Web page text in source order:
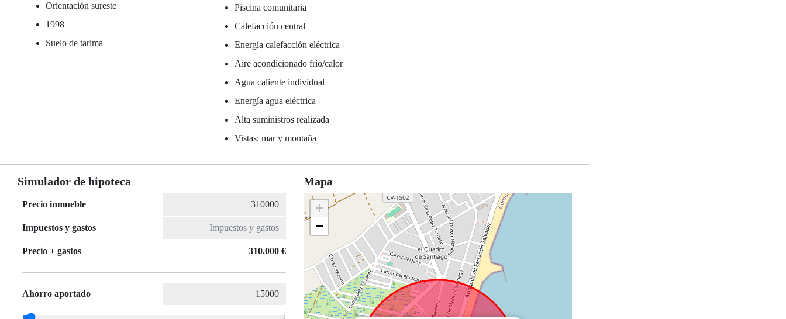
Orientación sureste
1998
Suelo de tarima
Piscina comunitaria
Calefacción central
Energía calefacción eléctrica
Aire acondicionado frío/calor
Agua caliente individual
Energía agua eléctrica
Alta suministros realizada
Vistas: mar y montaña
Simulador de hipoteca
Precio inmueble
Impuestos y gastos
Precio + gastos 310.000 €
Ahorro aportado
Mapa
+
−